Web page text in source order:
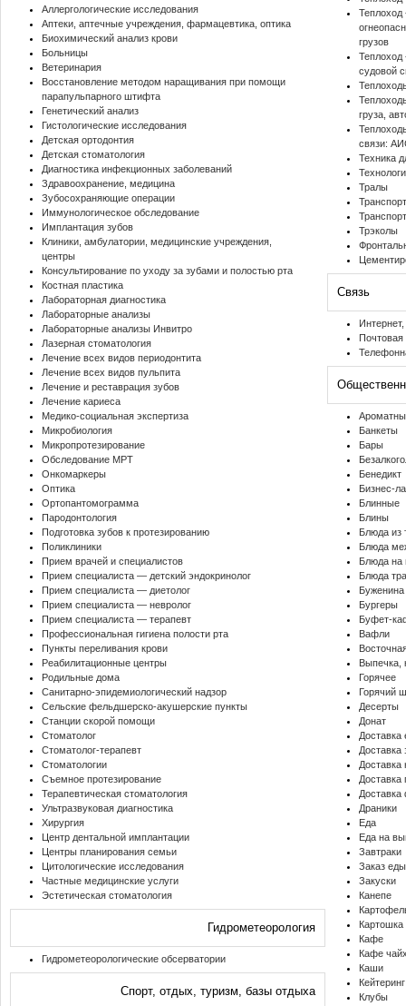
Аллергологические исследования
Аптеки, аптечные учреждения, фармацевтика, оптика
Биохимический анализ крови
Больницы
Ветеринария
Восстановление методом наращивания при помощи
парапульпарного штифта
Генетический анализ
Гистологические исследования
Детская ортодонтия
Детская стоматология
Диагностика инфекционных заболеваний
Здравоохранение, медицина
Зубосохраняющие операции
Иммунологическое обследование
Имплантация зубов
Клиники, амбулатории, медицинские учреждения,
центры
Консультирование по уходу за зубами и полостью рта
Костная пластика
Лабораторная диагностика
Лабораторные анализы
Лабораторные анализы Инвитро
Лазерная стоматология
Лечение всех видов периодонтита
Лечение всех видов пульпита
Лечение и реставрация зубов
Лечение кариеса
Медико-социальная экспертиза
Микробиология
Микропротезирование
Обследование МРТ
Онкомаркеры
Оптика
Ортопантомограмма
Пародонтология
Подготовка зубов к протезированию
Поликлиники
Прием врачей и специалистов
Прием специалиста — детский эндокринолог
Прием специалиста — диетолог
Прием специалиста — невролог
Прием специалиста — терапевт
Профессиональная гигиена полости рта
Пункты переливания крови
Реабилитационные центры
Родильные дома
Санитарно-эпидемиологический надзор
Сельские фельдшерско-акушерские пункты
Станции скорой помощи
Стоматолог
Стоматолог-терапевт
Стоматологии
Съемное протезирование
Терапевтическая стоматология
Ультразвуковая диагностика
Хирургия
Центр дентальной имплантации
Центры планирования семьи
Цитологические исследования
Частные медицинские услуги
Эстетическая стоматология
Гидрометеорология
Гидрометеорологические обсерватории
Спорт, отдых, туризм, базы отдыха
Теплоход
грузов
судовой
груза,
связи:
Техника
Тралы
Трэколы
Связь
Почтовая
Банкеты
Бары
Бенедикт
Бизнес-
Блинные
Блины
Блюда из
Блюда
Блюда на
Блюда
Буженина
Бургеры
Буфет-
Вафли
Выпечка,
Горячее
Горячий
Десерты
Донат
Доставка
Доставка
Доставка
Доставка
Драники
Еда
Еда на
Завтраки
Заказ
Закуски
Канепе
Кафе
Кафе
Каши
Кейтеринг
Клубы